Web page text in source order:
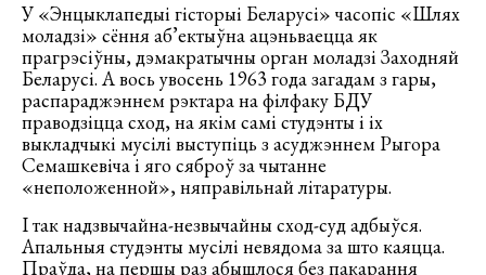
У «Энцыклапедыі гісторыі Беларусі» часопіс «Шлях
моладзі» сёння аб’ектыўна ацэньваецца як
прагрэсіўны, дэмакратычны орган моладзі Заходняй
Беларусі. А вось увосень 1963 года загадам з гары,
распараджэннем рэктара на філфаку БДУ
праводзіцца сход, на якім самі студэнты і іх
выкладчыкі мусілі выступіць з асуджэннем Рыгора
Семашкевіча і яго сяброў за чытанне
«неположенной», няправільнай літаратуры.
І так надзвычайна-незвычайны сход-суд адбыўся.
Апальныя студэнты мусілі невядома за што каяцца.
Праўда, на першы раз абышлося без пакарання